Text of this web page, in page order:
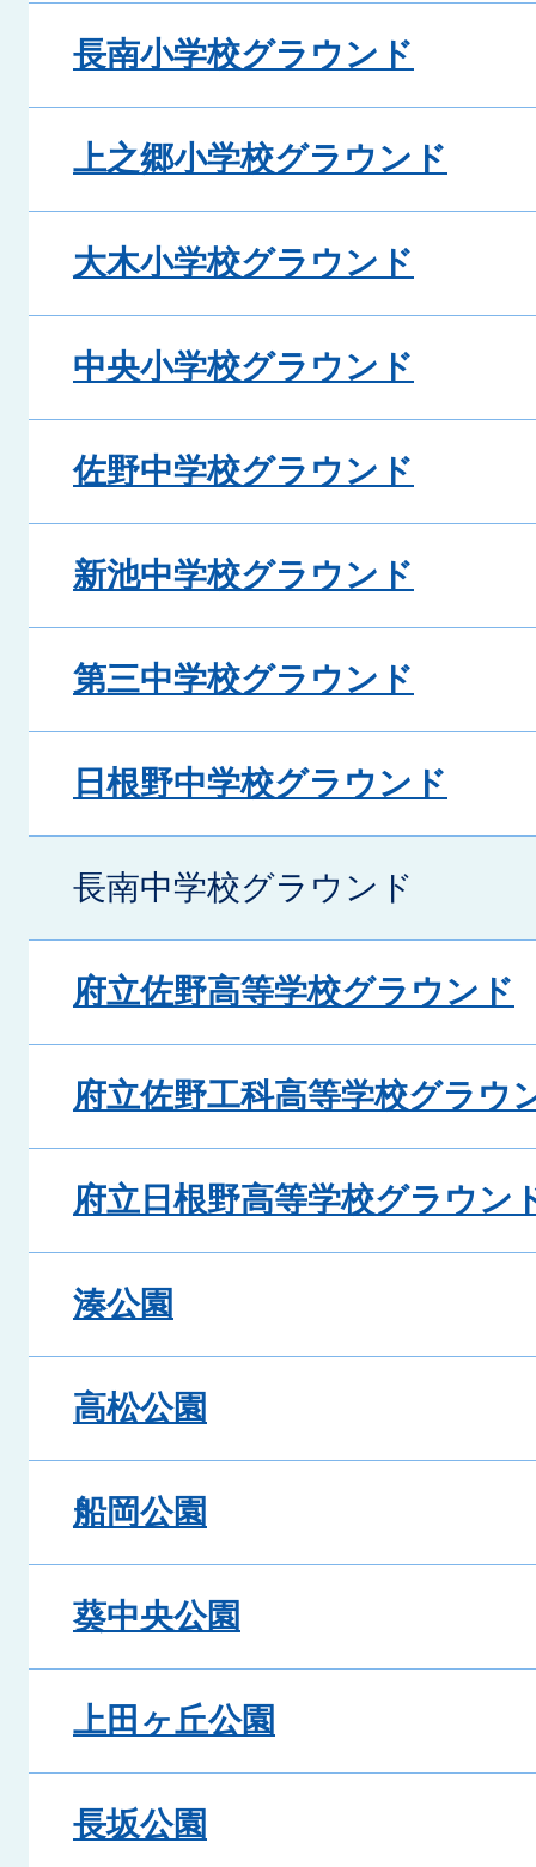
長南小学校グラウンド
上之郷小学校グラウンド
大木小学校グラウンド
中央小学校グラウンド
佐野中学校グラウンド
新池中学校グラウンド
第三中学校グラウンド
日根野中学校グラウンド
長南中学校グラウンド
府立佐野高等学校グラウンド
府立佐野工科高等学校グラウ
府立日根野高等学校グラウン
湊公園
高松公園
船岡公園
葵中央公園
上田ヶ丘公園
長坂公園